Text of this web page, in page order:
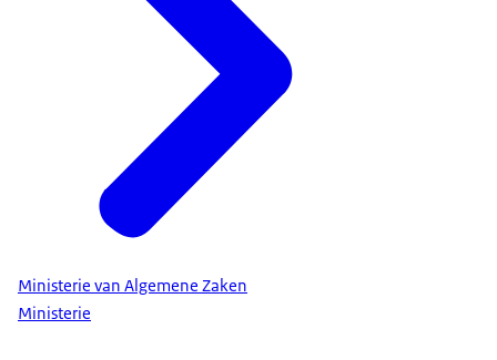
Ministerie van Algemene Zaken
Ministerie